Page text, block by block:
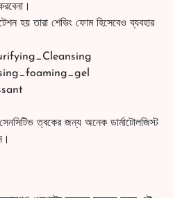
হয় তারা শেভিং ফোম হিসেবেও ব্যবহার
ত্বকের জন্য অনেক ডার্মাটোলজিস্ট